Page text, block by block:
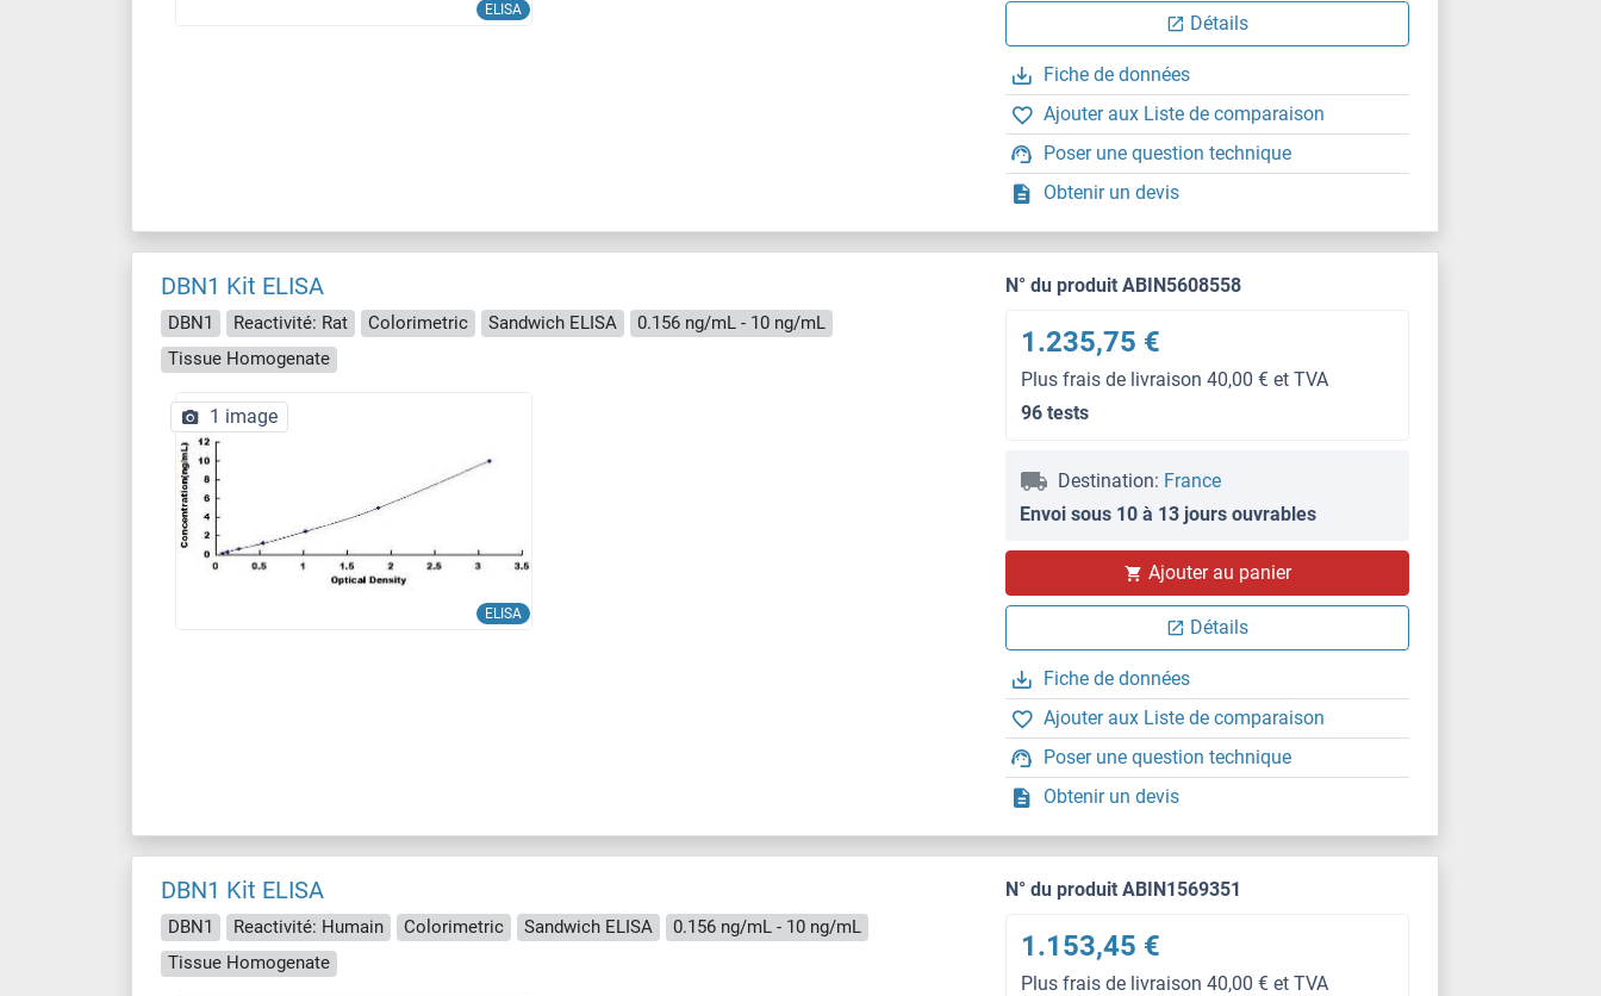
ELISA
Détails
Fiche de données
Ajouter aux Liste de comparaison
Poser une question technique
Obtenir un devis
DBN1 Kit ELISA
DBN1 Reactivité: Rat Colorimetric Sandwich ELISA
0.156 ng/mL - 10 ng/mL
Tissue Homogenate
ELISA
1 image
N° du produit ABIN5608558
1.235,75 €
Plus frais de livraison 40,00 € et TVA
96 tests
Destination: France
Envoi sous 10 à 13 jours ouvrables
Ajouter au panier
Détails
Fiche de données
Ajouter aux Liste de comparaison
Poser une question technique
Obtenir un devis
DBN1 Kit ELISA
DBN1 Reactivité: Humain Colorimetric Sandwich ELISA
0.156 ng/mL - 10 ng/mL
Tissue Homogenate
N° du produit ABIN1569351
1.153,45 €
Plus frais de livraison 40,00 € et TVA